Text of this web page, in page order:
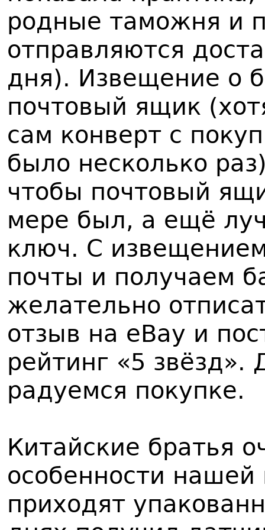
родные таможня и
отправляются
дня). Извещение о
почтовый ящик
сам конверт с
было несколько
чтобы почтовый
мере был, а ещё
ключ. С
почты и получаем
желательно
отзыв на eBay и
рейтинг «5 звёзд».
радуемся покупке.
Китайские братья
особенности
приходят